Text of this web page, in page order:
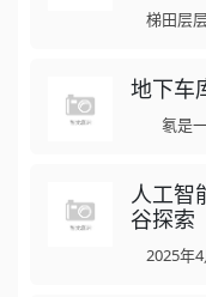
梯田层
地下车
氡是一
人工智
谷探索
2025年4